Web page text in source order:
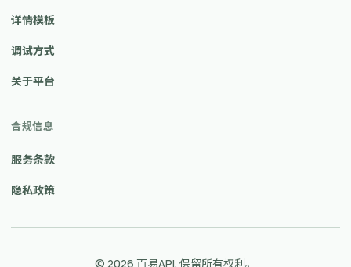
详情模板
调试方式
关于平台
合规信息
服务条款
隐私政策
© 2026 百易API. 保留所有权利。